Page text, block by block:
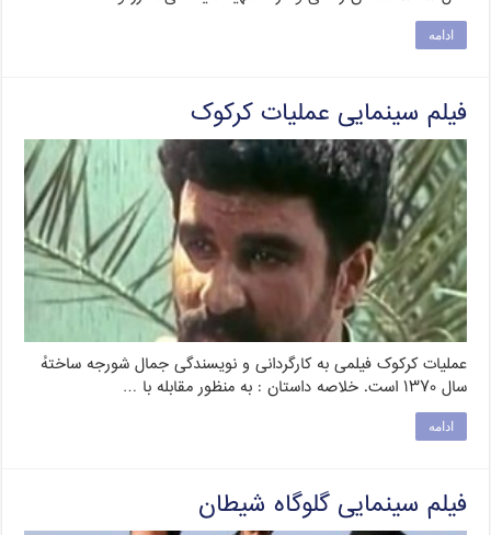
ادامه
فیلم سینمایی عملیات کرکوک
عملیات کرکوک فیلمی به کارگردانی و نویسندگی جمال شورجه ساختهٔ
سال ۱۳۷۰ است. خلاصه داستان : به منظور مقابله با …
ادامه
فیلم سینمایی گلوگاه شیطان